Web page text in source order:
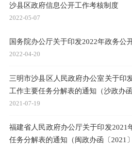
沙县区政府信息公开工作考核制度
2022-05-07
国务院办公厅关于印发2022年政务公
2022-04-20
三明市沙县区人民政府办公室关于印
工作主要任务分解表的通知（沙政办函
2021-07-19
福建省人民政府办公厅关于印发2021
任务分解表的通知（闽政办函〔2021〕